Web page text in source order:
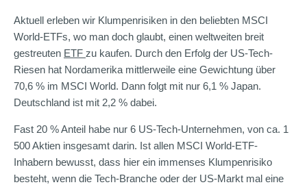
Aktuell erleben wir Klumpenrisiken in den beliebten MSCI
World-ETFs, wo man doch glaubt, einen weltweiten breit
gestreuten ETF zu kaufen. Durch den Erfolg der US-Tech-
Riesen hat Nordamerika mittlerweile eine Gewichtung über
70,6 % im MSCI World. Dann folgt mit nur 6,1 % Japan.
Deutschland ist mit 2,2 % dabei.
Fast 20 % Anteil habe nur 6 US-Tech-Unternehmen, von ca. 1
500 Aktien insgesamt darin. Ist allen MSCI World-ETF-
Inhabern bewusst, dass hier ein immenses Klumpenrisiko
besteht, wenn die Tech-Branche oder der US-Markt mal eine